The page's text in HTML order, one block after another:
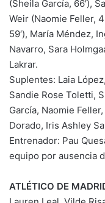
(Sheila García, 66′),
Weir (Naomie Feller,
59′), María Méndez,
Navarro, Sara
Lakrar.
Suplentes: Laia
Sandie Rose Toletti,
García, Naomie
Dorado, Iris Ashley
Entrenador: Pau
equipo por ausencia
ATLÉTICO DE